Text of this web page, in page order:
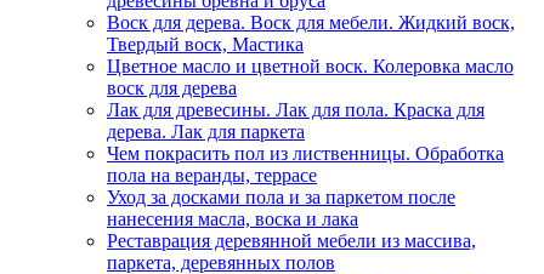
Воск для дерева. Воск для мебели. Жидкий воск,
Твердый воск, Мастика
Цветное масло и цветной воск. Колеровка масло
воск для дерева
Лак для древесины. Лак для пола. Краска для
дерева. Лак для паркета
Чем покрасить пол из лиственницы. Обработка
пола на веранды, террасе
Уход за досками пола и за паркетом после
нанесения масла, воска и лака
Реставрация деревянной мебели из массива,
паркета, деревянных полов